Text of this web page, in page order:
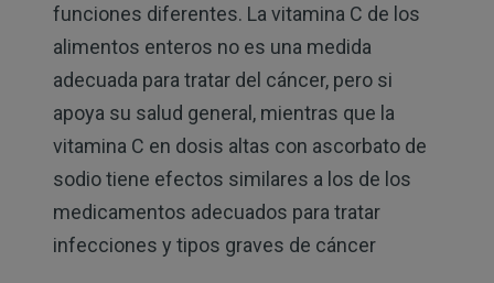
funciones diferentes. La vitamina C de los
alimentos enteros no es una medida
adecuada para tratar del cáncer, pero si
apoya su salud general, mientras que la
vitamina C en dosis altas con ascorbato de
sodio tiene efectos similares a los de los
medicamentos adecuados para tratar
infecciones y tipos graves de cáncer